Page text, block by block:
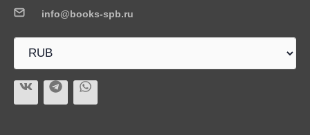
info@books-spb.ru